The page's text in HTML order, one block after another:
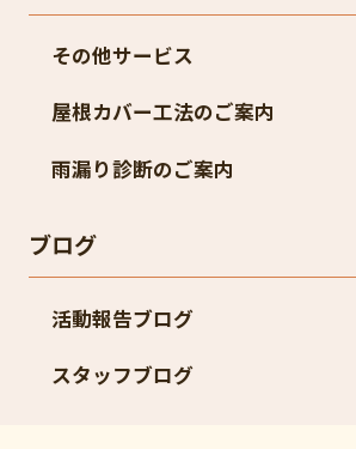
その他サービス
屋根カバー工法のご案内
雨漏り診断のご案内
ブログ
活動報告ブログ
スタッフブログ